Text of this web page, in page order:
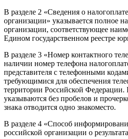
В разделе 2 «Сведения о
организации» указывается полное
организации, соответствующее
Едином государственном реестре
В разделе 3 «Номер контактного
наличии номер телефона
представителя с телефонными
требующимися для обеспечения
территории Российской Федерации.
указываются без пробелов и
знака отводится одно знакоместо.
В разделе 4 «Способ
российской организации о